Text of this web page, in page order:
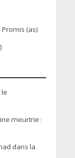
(as)
meurtrie :
dans la